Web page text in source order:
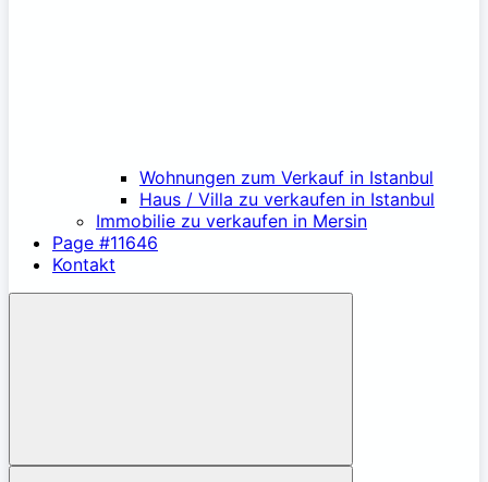
Wohnungen zum Verkauf in Istanbul
Haus / Villa zu verkaufen in Istanbul
Immobilie zu verkaufen in Mersin
Page #11646
Kontakt